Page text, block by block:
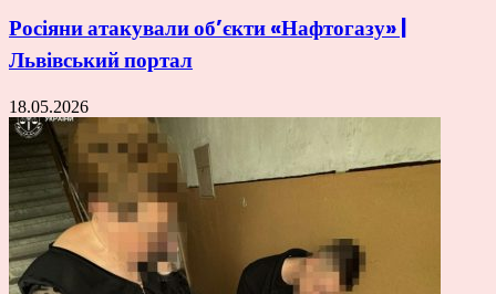
Росіяни атакували об’єкти «Нафтогазу» |
Львівський портал
18.05.2026